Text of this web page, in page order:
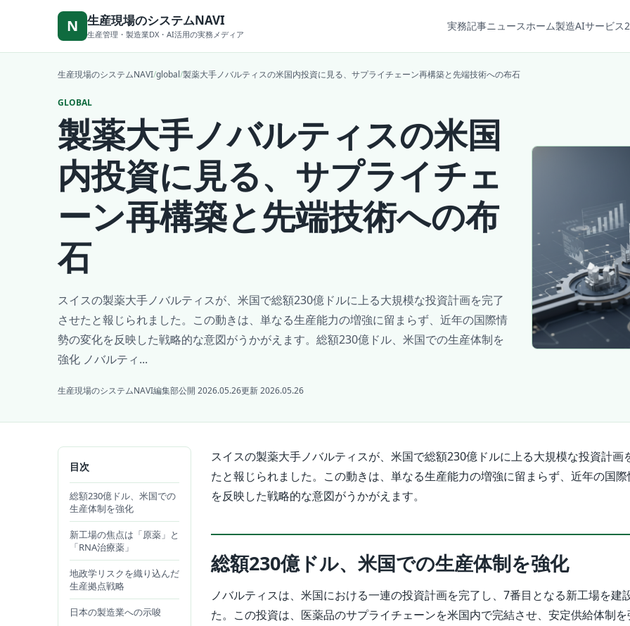
N 生産現場のシステムNAVI
生産管理・製造業DX・AI活用の実務メディア
実務記事ニュースホーム製造AIサービス
生産現場のシステムNAVI/global/製薬大手ノバルティスの米国内投資に見る、サプライチェーン再構築と先端技術への布石
GLOBAL
製薬大手ノバルティスの米国
内投資に見る、サプライチェ
ーン再構築と先端技術への布
石
スイスの製薬大手ノバルティスが、米国で総額230億ドルに上る大規模な投資計画を完了
させたと報じられました。この動きは、単なる生産能力の増強に留まらず、近年の国際情
勢の変化を反映した戦略的な意図がうかがえます。総額230億ドル、米国での生産体制を
強化 ノバルティ...
生産現場のシステムNAVI編集部公開 2026.05.26更新 2026.05.26
目次
総額230億ドル、米国での
生産体制を強化
新工場の焦点は「原薬」と
「RNA治療薬」
地政学リスクを織り込んだ
生産拠点戦略
日本の製造業への示唆
スイスの製薬大手ノバルティスが、米国で総額230億ドルに上る大規模な投資計画
たと報じられました。この動きは、単なる生産能力の増強に留まらず、近年の国
を反映した戦略的な意図がうかがえます。
総額230億ドル、米国での生産体制を強化
ノバルティスは、米国における一連の投資計画を完了し、7番目となる新工場を建
た。この投資は、医薬品のサプライチェーンを米国内で完結させ、安定供給体制